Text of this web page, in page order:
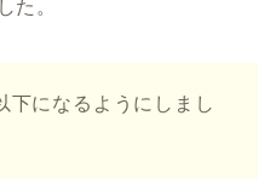
た。
下になるようにしまし